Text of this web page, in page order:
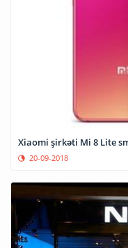
Xiaomi şirkəti Mi 8 Lite
20-09-2018